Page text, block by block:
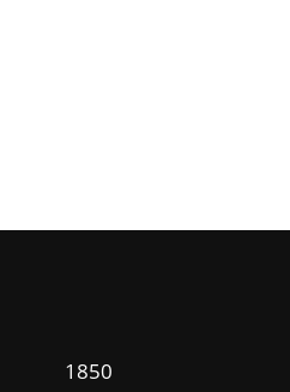
1850